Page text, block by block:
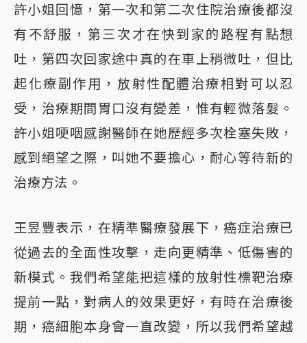
許小姐回憶，第一次和第二次住院治療後都沒
有不舒服，第三次才在快到家的路程有點想
吐，第四次回家途中真的在車上稍微吐，但比
起化療副作用，放射性配體治療相對可以忍
受，治療期間胃口沒有變差，惟有輕微落髮。
許小姐哽咽感謝醫師在她歷經多次栓塞失敗，
感到絕望之際，叫她不要擔心，耐心等待新的
治療方法。
王昱豐表示，在精準醫療發展下，癌症治療已
從過去的全面性攻擊，走向更精準、低傷害的
新模式。我們希望能把這樣的放射性標靶治療
提前一點，對病人的效果更好，有時在治療後
期，癌細胞本身會一直改變，所以我們希望越